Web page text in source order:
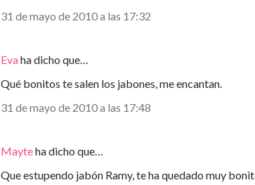
31 de mayo de 2010 a las 17:32
Evaha dicho que…
Qué bonitos te salen los jabones, me encantan.
31 de mayo de 2010 a las 17:48
Mayteha dicho que…
Que estupendo jabón Ramy, te ha quedado muy